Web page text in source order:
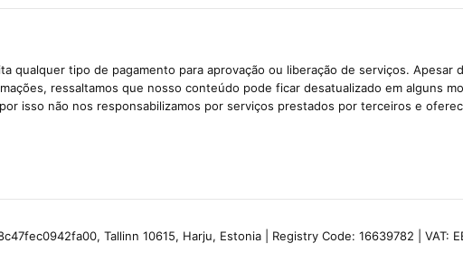
qualquer tipo de pagamento para aprovação ou liberação de serviços. Apesar
ressaltamos que nosso conteúdo pode ficar desatualizado em alguns
isso não nos responsabilizamos por serviços prestados por terceiros e
Tallinn 10615, Harju, Estonia | Registry Code: 16639782 | VAT: